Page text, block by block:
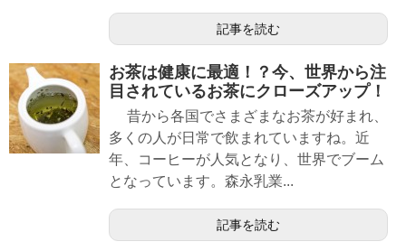
記事を読む
お茶は健康に最適！？今、世界から注
目されているお茶にクローズアップ！
昔から各国でさまざまなお茶が好まれ、
多くの人が日常で飲まれていますね。近
年、コーヒーが人気となり、世界でブーム
となっています。森永乳業...
記事を読む